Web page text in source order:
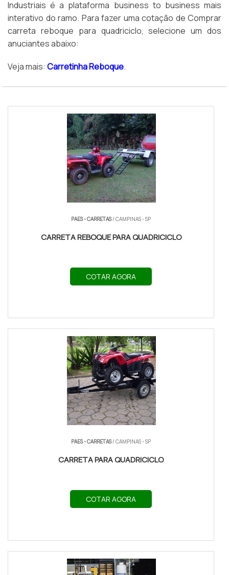
Industriais é a plataforma business to business mais
interativo do ramo. Para fazer uma cotação de Comprar
carreta reboque para quadriciclo, selecione um dos
anuciantes abaixo:
Veja mais: Carretinha Reboque.
PAES - CARRETAS/ CAMPINAS - SP
CARRETA REBOQUE PARA QUADRICICLO
COTAR AGORA
PAES - CARRETAS/ CAMPINAS - SP
CARRETA PARA QUADRICICLO
COTAR AGORA